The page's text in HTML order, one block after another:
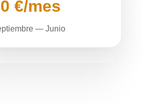
€/mes
— Junio